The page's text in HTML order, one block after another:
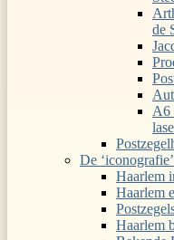
de
A6
De
Haarlem
Haarlem
Haarlem